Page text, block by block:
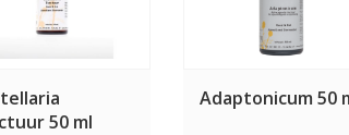
50 ml
Adaptonicum 50